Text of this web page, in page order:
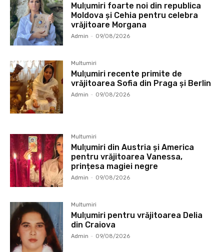
Mulţumiri foarte noi din republica
Moldova și Cehia pentru celebra
vrăjitoare Morgana
Admin - 09/08/2026
Multumiri
Mulţumiri recente primite de
vrăjitoarea Sofia din Praga și Berlin
Admin - 09/08/2026
Multumiri
Mulţumiri din Austria și America
pentru vrăjitoarea Vanessa,
prințesa magiei negre
Admin - 09/08/2026
Multumiri
Mulţumiri pentru vrăjitoarea Delia
din Craiova
Admin - 09/08/2026